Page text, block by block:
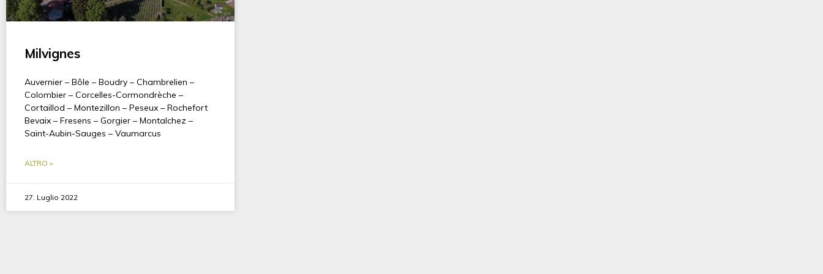
Milvignes
Auvernier – Bôle – Boudry – Chambrelien –
Colombier – Corcelles-Cormondrèche –
Cortaillod – Montezillon – Peseux – Rochefort
Bevaix – Fresens – Gorgier – Montalchez –
Saint-Aubin-Sauges – Vaumarcus
ALTRO »
27. Luglio 2022